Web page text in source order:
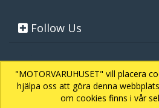
"MOTORVARUHUSET" vill placera
hjälpa oss att göra denna
om cookies finns i vår
Follow Us